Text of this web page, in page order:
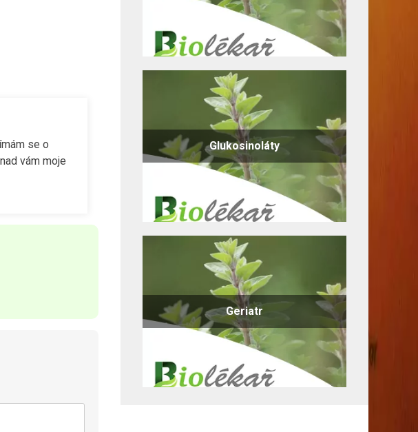
se o
vám moje
Glukosinoláty
Geriatr